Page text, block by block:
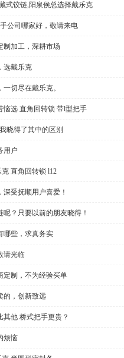
式铰链,阳泉侯总选择戴乐克
公司哪家好，敬请来电
制加工，深耕市场
选戴乐克
切尽在戴乐克。
恼选 直角回转锁 带l型把手
晓得了其中的区别
用户
直角回转锁 l12
深受抚顺用户喜爱！
？只要以前的朋友晓得！
哪些，求真务实
请光临
定制，不为经验买单
的，创新致远
其他 桥式把手更贵？
烦恼